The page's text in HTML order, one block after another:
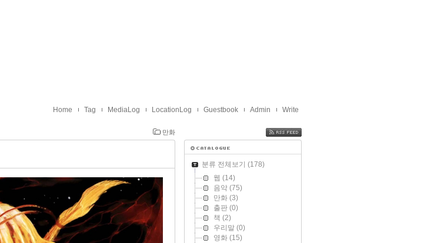
Home Tag MediaLog LocationLog Guestbook Admin Write
만화
FEED
분류 전체보기 (178)
웹 (14)
음악(75)
만화(3)
출판(0)
책 (2)
우리말(0)
영화(15)